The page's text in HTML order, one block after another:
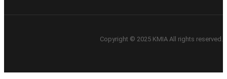
Copyright © 2025 KMIA All rights reserved.